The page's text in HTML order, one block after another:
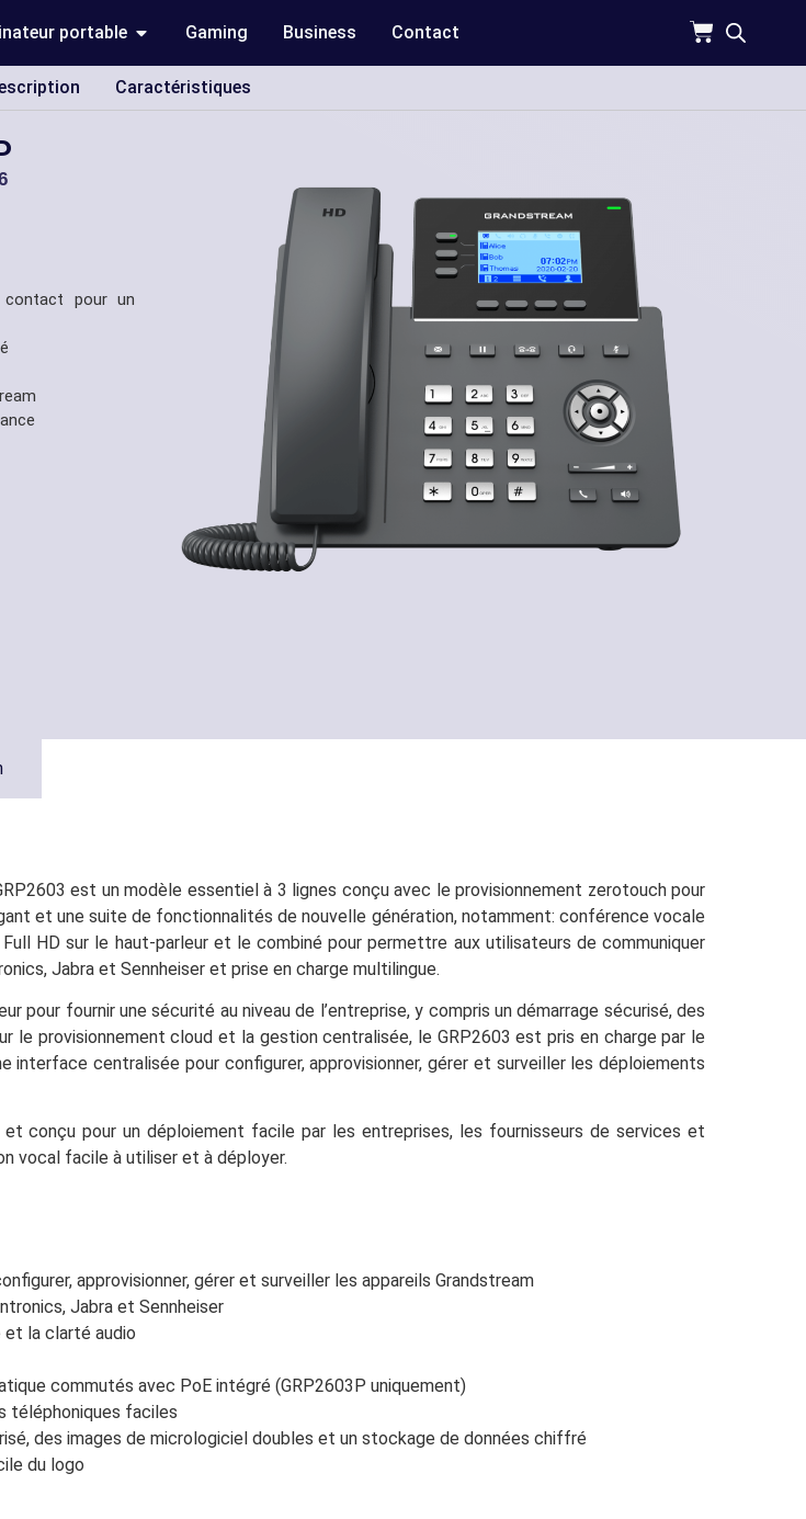
portable Gaming Business Contact
Caractéristiques
contact pour un
est un modèle essentiel à 3 lignes conçu avec le provisionnement zerotouch pour
et une suite de fonctionnalités de nouvelle génération, notamment: conférence vocale
HD sur le haut-parleur et le combiné pour permettre aux utilisateurs de communiquer
Jabra et Sennheiser et prise en charge multilingue.
pour fournir une sécurité au niveau de l’entreprise, y compris un démarrage sécurisé, des
provisionnement cloud et la gestion centralisée, le GRP2603 est pris en charge par le
interface centralisée pour configurer, approvisionner, gérer et surveiller les déploiements
conçu pour un déploiement facile par les entreprises, les fournisseurs de services et
vocal facile à utiliser et à déployer.
approvisionner, gérer et surveiller les appareils Grandstream
Jabra et Sennheiser
et la clarté audio
commutés avec PoE intégré (GRP2603P uniquement)
téléphoniques faciles
des images de micrologiciel doubles et un stockage de données chiffré
du logo